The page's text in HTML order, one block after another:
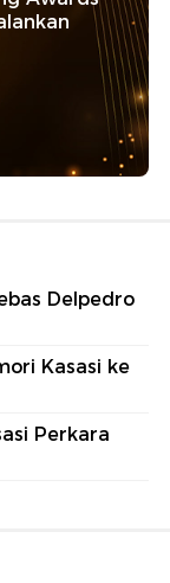
Delpedro
Kasasi ke
Perkara